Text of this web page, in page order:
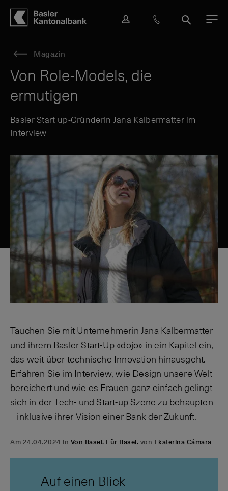
Hauptbereich
Inhalt
navigation
Suche
M
L
H
&
t
S
Magazin
Von Role-Models, die
ermutigen
Basler Start up-Gründerin Jana Kalbermatter im
Interview
Tauchen Sie mit Unternehmerin Jana Kalbermatter
und ihrem Basler Start-Up «dojo» in ein Kapitel ein,
das weit über technische Innovation hinausgeht.
Erfahren Sie im Interview, wie Design unsere Welt
bereichert und wie es Frauen ganz einfach gelingt
sich in der Tech- und Start-up Szene zu behaupten
– inklusive ihrer Vision einer Bank der Zukunft.
Am 24.04.2024 in Von Basel. Für Basel. von Ekaterina Cámara
Auf einen Blick